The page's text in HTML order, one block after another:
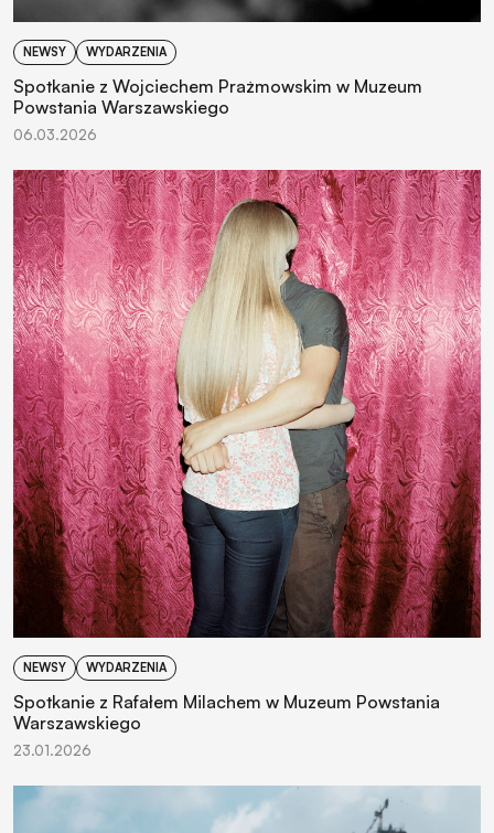
NEWSY WYDARZENIA
Spotkanie z Wojciechem Prażmowskim w Muzeum
Powstania Warszawskiego
06.03.2026
NEWSY WYDARZENIA
Spotkanie z Rafałem Milachem w Muzeum Powstania
Warszawskiego
23.01.2026